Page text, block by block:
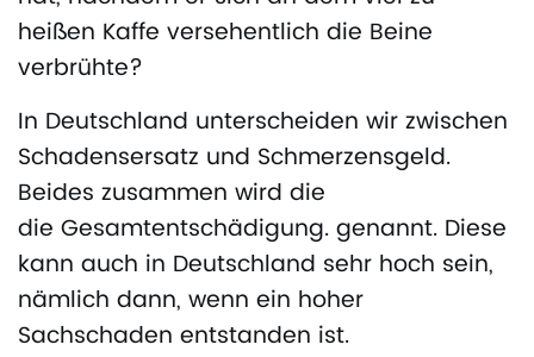
heißen Kaffe versehentlich die Beine
verbrühte?
In Deutschland unterscheiden wir zwischen
Schadensersatz und Schmerzensgeld.
Beides zusammen wird die
die Gesamtentschädigung. genannt. Diese
kann auch in Deutschland sehr hoch sein,
nämlich dann, wenn ein hoher
Sachschaden entstanden ist.